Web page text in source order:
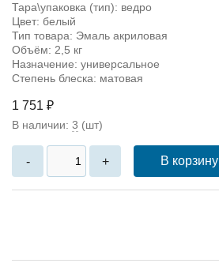
Тара\упаковка (тип): ведро
Цвет: белый
Тип товара: Эмаль акриловая
Объём: 2,5 кг
Назначение: универсальное
Степень блеска: матовая
1 751 ₽
В наличии: 3 (шт)
- + В корзину